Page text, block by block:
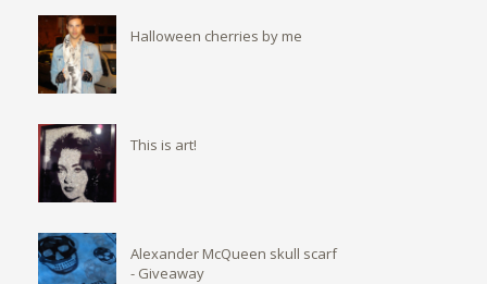
Halloween cherries by me
This is art!
Alexander McQueen skull scarf
- Giveaway